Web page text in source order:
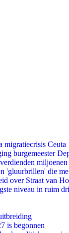
migratiecrisis Ceuta
burgemeester
miljoenen
'gluurbrillen' die
over Straat van
niveau in ruim
is begonnen